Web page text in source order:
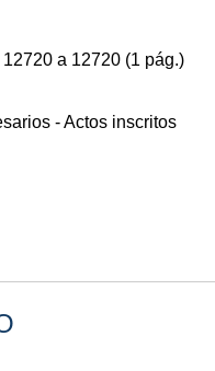
a 12720 (1 pág.)
- Actos inscritos